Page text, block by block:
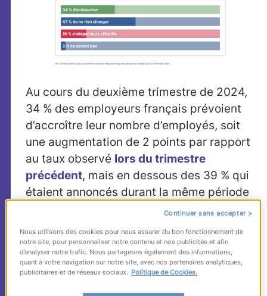
Au cours du deuxième trimestre de 2024,
34 % des employeurs français prévoient
d’accroître leur nombre d’employés, soit
une augmentation de 2 points par rapport
au taux observé lors du trimestre
précédent, mais en dessous des 39 % qui
étaient annoncés durant la même période
l’année précédente. Au contraire, 16 %
leurs effectifs pour le trimestre allant
d’avril à juin 2024, un pourcentage
légèrement supérieur à celui enregistré
(13 %) à la même période l’an passé.
Continuer sans accepter >
Nous utilisons des cookies pour nous assurer du bon fonctionnement de
notre site, pour personnaliser notre contenu et nos publicités et afin
d’analyser notre trafic. Nous partageons également des informations,
quant à votre navigation sur notre site, avec nos partenaires analytiques,
publicitaires et de réseaux sociaux. Politique de Cookies.